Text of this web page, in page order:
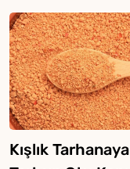
Kışlık Tarhanaya